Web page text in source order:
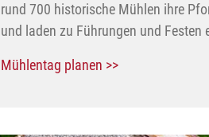
rund 700 historische Mühlen ihre
und laden zu Führungen und Festen
Mühlentag planen >>